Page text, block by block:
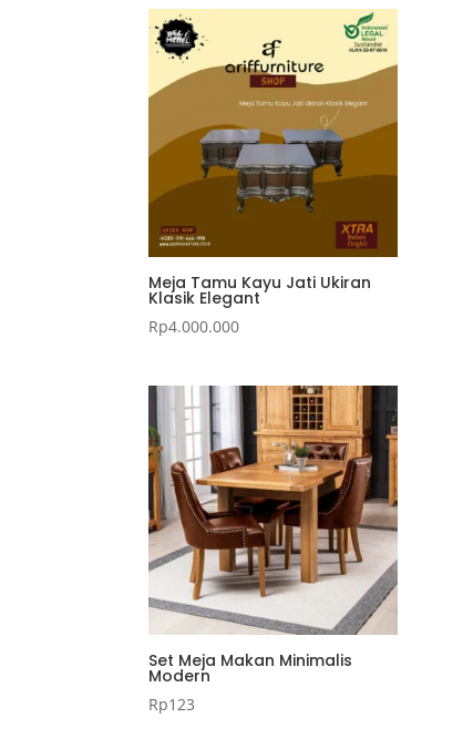
Meja Tamu Kayu Jati Ukiran
Klasik Elegant
Rp4.000.000
Set Meja Makan Minimalis
Modern
Rp123